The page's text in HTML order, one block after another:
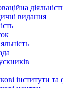
видання
інститути та